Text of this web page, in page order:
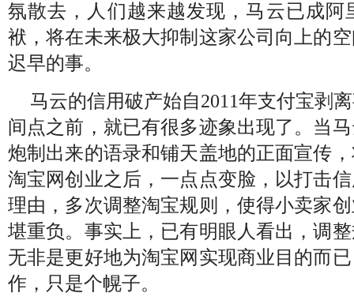
氛散去，人们越来越发现，马云已成阿
袱，将在未来极大抑制这家公司向上的
迟早的事。
马云的信用破产始自2011年支付宝剥
间点之前，就已有很多迹象出现了。当
炮制出来的语录和铺天盖地的正面宣传
淘宝网创业之后，一点点变脸，以打击
理由，多次调整淘宝规则，使得小卖家
堪重负。事实上，已有明眼人看出，调
无非是更好地为淘宝网实现商业目的而
作，只是个幌子。